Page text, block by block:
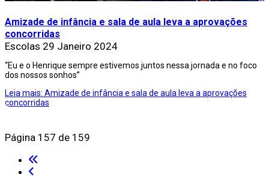
Amizade de infância e sala de aula leva a aprovações
concorridas
Escolas 29 Janeiro 2024
“Eu e o Henrique sempre estivemos juntos nessa jornada e no foco
dos nossos sonhos”
Leia mais: Amizade de infância e sala de aula leva a aprovações
concorridas
Página 157 de 159